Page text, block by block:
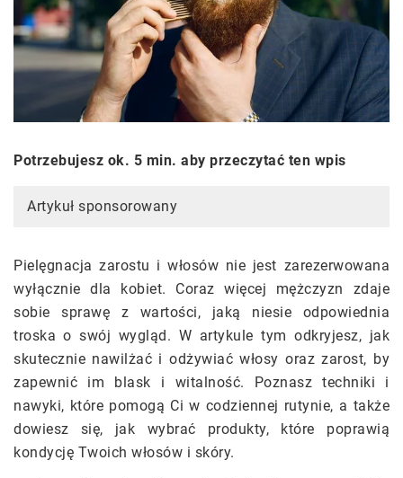
Potrzebujesz ok. 5 min. aby przeczytać ten wpis
Artykuł sponsorowany
Pielęgnacja zarostu i włosów nie jest zarezerwowana
wyłącznie dla kobiet. Coraz więcej mężczyzn zdaje
sobie sprawę z wartości, jaką niesie odpowiednia
troska o swój wygląd. W artykule tym odkryjesz, jak
skutecznie nawilżać i odżywiać włosy oraz zarost, by
zapewnić im blask i witalność. Poznasz techniki i
nawyki, które pomogą Ci w codziennej rutynie, a także
dowiesz się, jak wybrać produkty, które poprawią
kondycję Twoich włosów i skóry.